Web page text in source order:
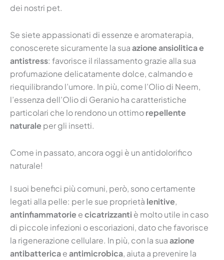
dei nostri pet.
Se siete appassionati di essenze e aromaterapia,
conoscerete sicuramente la suaazione ansiolitica e
antistress: favorisce il rilassamento grazie alla sua
profumazione delicatamente dolce, calmando e
riequilibrando l’umore. In più, come l’Olio di Neem,
l’essenza dell’Olio di Geranio ha caratteristiche
particolari che lo rendono un ottimorepellente
naturale per gli insetti.
Come in passato, ancora oggi è un antidolorifico
naturale!
I suoi benefici più comuni, però, sono certamente
legati alla pelle: per le sue proprietà lenitive,
antinfiammatorie ecicatrizzanti è molto utile in caso
di piccole infezioni o escoriazioni, dato che favorisce
la rigenerazione cellulare. In più, con la suaazione
antibattericaeantimicrobica, aiuta a prevenire la